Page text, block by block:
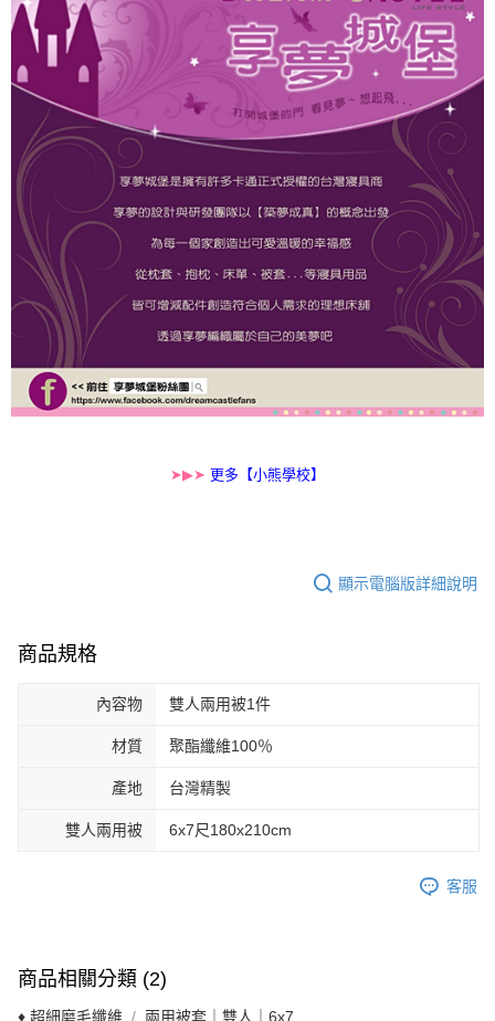
➤▶➤ 更多【小熊學校】
顯示電腦版詳細說明
商品規格
內容物 雙人兩用被1件
材質 聚酯纖維100％
產地 台灣精製
雙人兩用被 6x7尺180x210cm
客服
商品相關分類 (2)
♦ 超細磨毛纖維 兩用被套｜雙人｜6x7